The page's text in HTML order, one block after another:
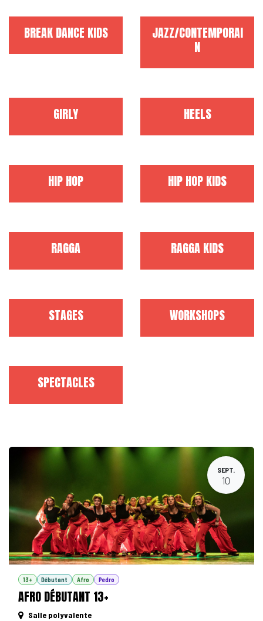
BREAK DANCE KIDS JAZZ/CONTEMPORAI
N
GIRLY HEELS
HIP HOP HIP HOP KIDS
RAGGA RAGGA KIDS
STAGES WORKSHOPS
SPECTACLES
SEPT.
10
13+ Débutant Afro Pedro
AFRO DÉBUTANT 13+
Salle polyvalente